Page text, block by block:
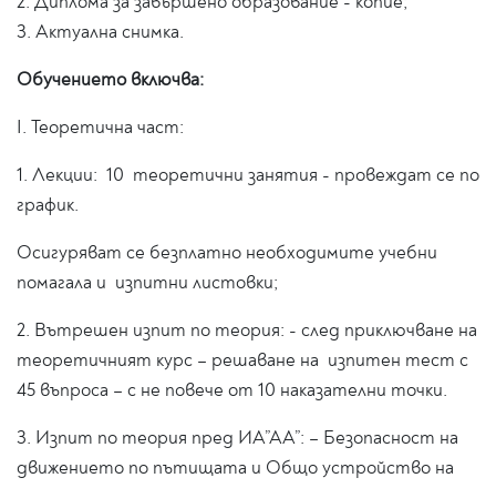
3. Актуална снимка.
Обучението включва:
I. Теоретична част:
1. Лекции: 10 теоретични занятия - провеждат се по
график.
Осигуряват се безплатно необходимите учебни
помагала и изпитни листовки;
2. Вътрешен изпит по теория: - след приключване на
теоретичният курс – решаване на изпитен тест с
45 въпроса – с не повече от 10 наказателни точки.
3. Изпит по теория пред ИА”АА”: – Безопасност на
движението по пътищата и Общо устройство на